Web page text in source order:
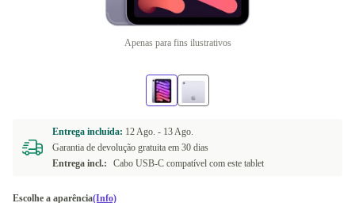
Apenas para fins ilustrativos
Entrega incluída: 12 Ago. - 13 Ago.
Garantia de devolução gratuita em 30 dias
Entrega incl.:
Cabo USB-C compatível com este tablet
Escolhe a aparência(Info)